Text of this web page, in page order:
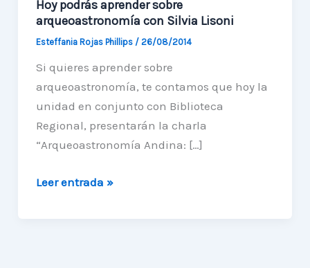
Hoy podrás aprender sobre
arqueoastronomía con Silvia Lisoni
Esteffania Rojas Phillips / 26/08/2014
Si quieres aprender sobre
arqueoastronomía, te contamos que hoy la
unidad en conjunto con Biblioteca
Regional, presentarán la charla
“Arqueoastronomía Andina: […]
Hoy
Leer entrada »